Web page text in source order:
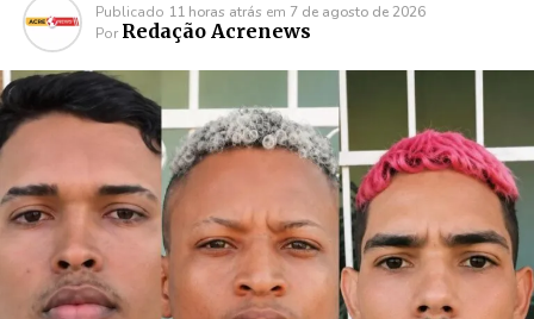
Publicado 11 horas atrás em 7 de agosto de 2026
Por Redação Acrenews